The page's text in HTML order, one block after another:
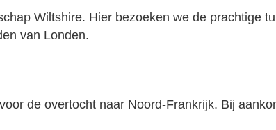
Wiltshire. Hier bezoeken we de prachtige
van Londen.
de overtocht naar Noord-Frankrijk. Bij